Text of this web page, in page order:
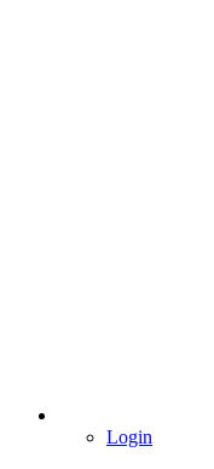
Login